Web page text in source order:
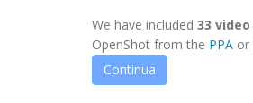
We have included 33
OpenShot from the PPA or
Continua